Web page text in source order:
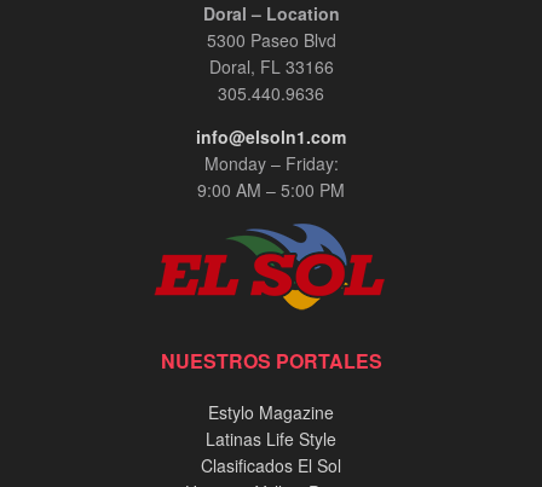
Doral – Location
5300 Paseo Blvd
Doral, FL 33166
305.440.9636
info@elsoln1.com
Monday – Friday:
9:00 AM – 5:00 PM
NUESTROS PORTALES
Estylo Magazine
Latinas Life Style
Clasificados El Sol